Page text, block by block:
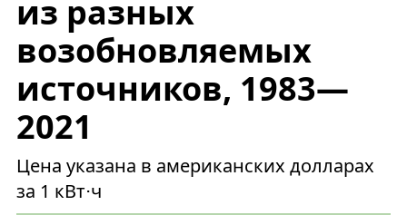
из разных
возобновляемых
источников, 1983—
2021
Цена указана в американских долларах
за 1 кВт⋅ч